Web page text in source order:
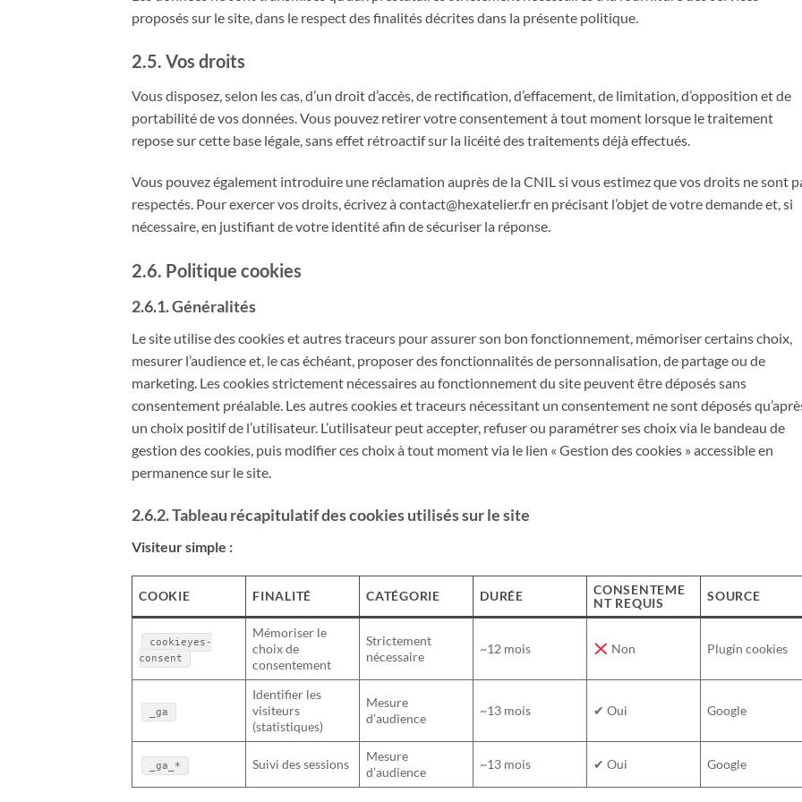
proposés sur le site, dans le respect des finalités décrites dans la présente politique.
2.5. Vos droits
Vous disposez, selon les cas, d’un droit d’accès, de rectification, d’effacement, de limitation, d’opposition et de
portabilité de vos données. Vous pouvez retirer votre consentement à tout moment lorsque le traitement
repose sur cette base légale, sans effet rétroactif sur la licéité des traitements déjà effectués.
Vous pouvez également introduire une réclamation auprès de la CNIL si vous estimez que vos droits ne sont
respectés. Pour exercer vos droits, écrivez à contact@hexatelier.fr en précisant l’objet de votre demande et, si
nécessaire, en justifiant de votre identité afin de sécuriser la réponse.
2.6. Politique cookies
2.6.1. Généralités
Le site utilise des cookies et autres traceurs pour assurer son bon fonctionnement, mémoriser certains choix,
mesurer l’audience et, le cas échéant, proposer des fonctionnalités de personnalisation, de partage ou de
marketing. Les cookies strictement nécessaires au fonctionnement du site peuvent être déposés sans
consentement préalable. Les autres cookies et traceurs nécessitant un consentement ne sont déposés
un choix positif de l’utilisateur. L’utilisateur peut accepter, refuser ou paramétrer ses choix via le bandeau de
gestion des cookies, puis modifier ces choix à tout moment via le lien « Gestion des cookies » accessible en
permanence sur le site.
2.6.2. Tableau récapitulatif des cookies utilisés sur le site
Visiteur simple :
COOKIE FINALITÉ CATÉGORIE DURÉE
CONSENTEME
NT REQUIS
SOURCE
cookieyes-
consent
Mémoriser le
choix de
consentement
Strictement
nécessaire
~12 mois Non Plugin cookies
_ga
Identifier les
visiteurs
(statistiques)
Mesure
d’audience
~13 mois ✔ Oui Google
_ga_* Suivi des sessions
Mesure
d’audience
~13 mois ✔ Oui Google